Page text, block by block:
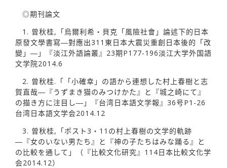
◎期刊論文
1. 曾秋桂,「烏爾利希・貝克「風險社會」論述下的日本
原發文學書寫―對應出311東日本大震災重創日本後的「改
變」―」『淡江外語論叢』23期P177-196淡江大学外国語
文学院2014.6
2. 曾秋桂.「「小確幸」の語から連想した村上春樹と志
賀直哉―『うずまき猫のみつけかた』と『城之崎にて』
の描き方に注目し―」『台湾日本語文学報』36号P1-26
台湾日本語文学会2014.12
3. 曾秋桂,「ポスト3・11の村上春樹の文学的軌跡
―『女のいない男たち』と『神の子たちはみな踊る』と
の比較を通して」（『比較文化研究』114日本比較文化学
会2014.12）